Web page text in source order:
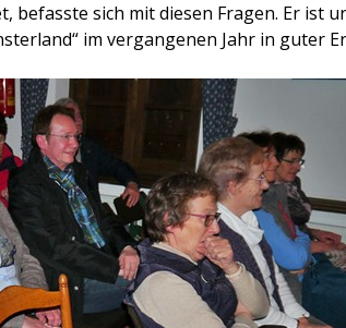
befasste sich mit diesen Fragen. Er ist
im vergangenen Jahr in guter